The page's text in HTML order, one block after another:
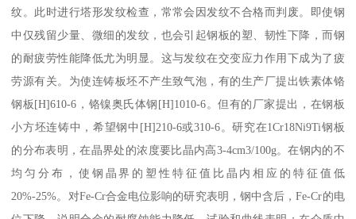
纹。此时进行塔形发纹检查，常常会因发纹不合格而判废。即使钢
中仅残留少量、微细的发纹，也会引起钢板的塑、韧性下降，而钢
的耐疲劳性能降低尤为明显。这与发纹在交变应力作用下成为了疲
劳源有关。为使连铸板坯不产生致气泡，有的生产厂提出铁素体铬
钢板[H]610-6，铬镍奥氏体钢[H]1010-6。但有的厂家提出，在钢板
小方坯连铸中，希望钢中[H]210-6或310-6。研究在1Cr18Ni9Ti钢板
的分布表明，在晶界处的浓度要比晶内高3-4cm3/100g。在钢内的不
均匀分布，使钢晶界的塑性特征值比晶内相应的特征值低
20%-25%。对Fe-Cr合金电位影响的研究表明，钢中含后，Fe-Cr的电